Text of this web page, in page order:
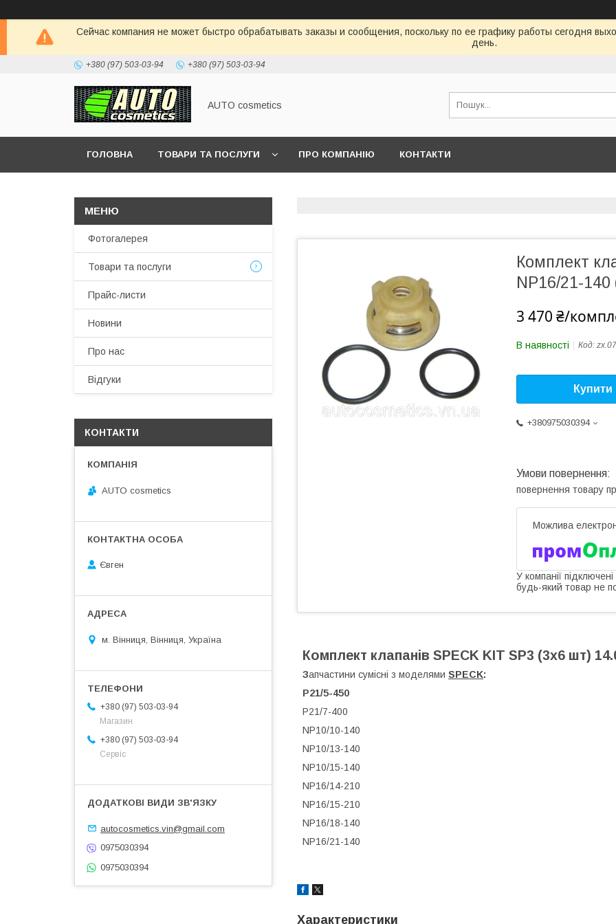
Сейчас компания не может быстро обрабатывать заказы и сообщения, поскольку по ее графику работы сегодня
день.
+380 (97) 503-03-94 +380 (97) 503-03-94
AUTO cosmetics
ГОЛОВНА ТОВАРИ ТА ПОСЛУГИ ПРО КОМПАНІЮ КОНТАКТИ
Комплект
NP16/21-
3 470 ₴/
В наявності Код:
Купити
+380975030394
повернення товару
У компанії
будь-який товар не
Комплект клапанів SPECK KIT SP3 (3x6 шт)
Запчастини сумісні з моделями SPECK:
P21/5-450
P21/7-400
NP10/10-140
NP10/13-140
NP10/15-140
NP16/14-210
NP16/15-210
NP16/18-140
NP16/21-140
Характеристики
Фотогалерея
Товари та послуги
Прайс-листи
Новини
Про нас
Відгуки
КОНТАКТИ
AUTO cosmetics
Євген
м. Вінниця, Вінниця, Україна
+380 (97) 503-03-94
Магазин
+380 (97) 503-03-94
Сервіс
autocosmetics.vin@gmail.com
0975030394
0975030394